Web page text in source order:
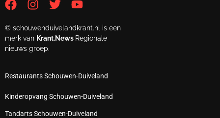
© schouwenduivelandkrant.nl is een
merk van Krant.News Regionale
nieuws groep.
Restaurants Schouwen-Duiveland
Kinderopvang Schouwen-Duiveland
Tandarts Schouwen-Duiveland